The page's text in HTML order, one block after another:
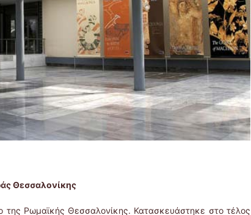
Θεσσαλονίκης
της Ρωμαϊκής Θεσσαλονίκης. Κατασκευάστηκε στο τέλος